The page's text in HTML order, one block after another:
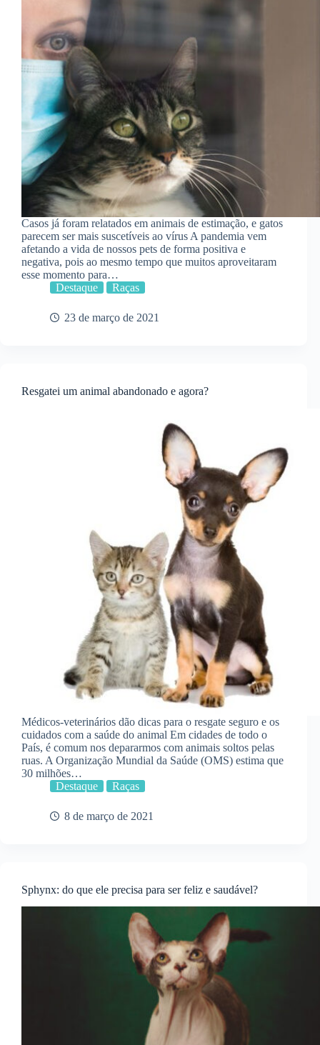
Casos já foram relatados em animais de estimação, e gatos
parecem ser mais suscetíveis ao vírus A pandemia vem
afetando a vida de nossos pets de forma positiva e
negativa, pois ao mesmo tempo que muitos aproveitaram
esse momento para…
Destaque
Raças
23 de março de 2021
Resgatei um animal abandonado e agora?
Médicos-veterinários dão dicas para o resgate seguro e os
cuidados com a saúde do animal Em cidades de todo o
País, é comum nos depararmos com animais soltos pelas
ruas. A Organização Mundial da Saúde (OMS) estima que
30 milhões…
Destaque
Raças
8 de março de 2021
Sphynx: do que ele precisa para ser feliz e saudável?